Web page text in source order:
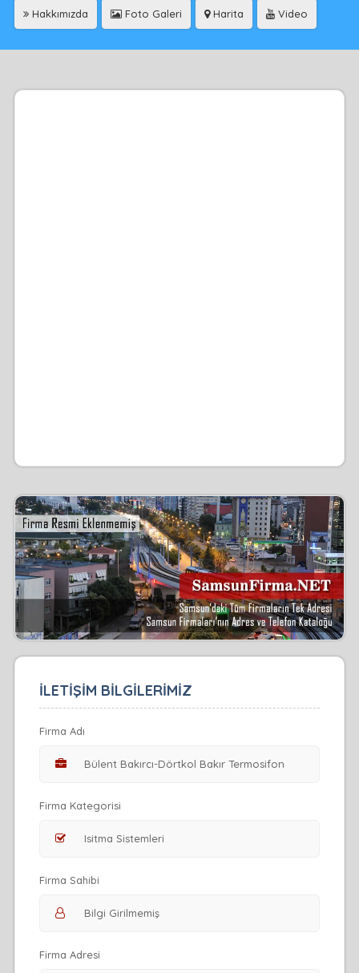
Hakkımızda Foto Galeri Harita Video
İLETİŞİM BİLGİLERİMİZ
Firma Adı
Firma Kategorisi
Firma Sahibi
Firma Adresi